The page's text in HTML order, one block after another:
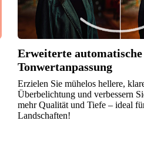
Erweiterte automatische
Tonwertanpassung
Erzielen Sie mühelos hellere,
Überbelichtung und verbessern
mehr Qualität und Tiefe – ideal
Landschaften!